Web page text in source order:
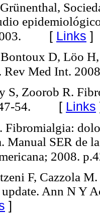
[ Links ]
D, Löo H,
Rev Med Int.
S, Zoorob R.
54. [ Links
Fibromialgia:
Manual SER de
2008.
F, Cazzola
Ann N Y
]